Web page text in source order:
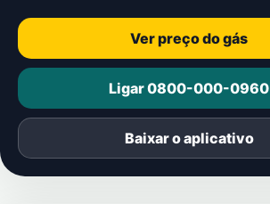
Ver preço do gás
Ligar 0800-000-0960
Baixar o aplicativo